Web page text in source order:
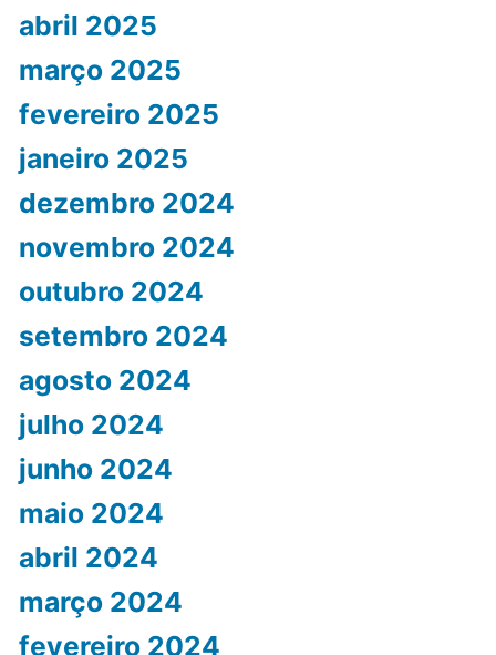
abril 2025
março 2025
fevereiro 2025
janeiro 2025
dezembro 2024
novembro 2024
outubro 2024
setembro 2024
agosto 2024
julho 2024
junho 2024
maio 2024
abril 2024
março 2024
fevereiro 2024